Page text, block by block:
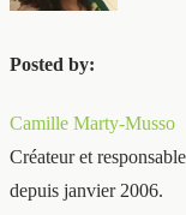
Posted by:
Camille Marty-Musso
Créateur et
depuis janvier 2006.